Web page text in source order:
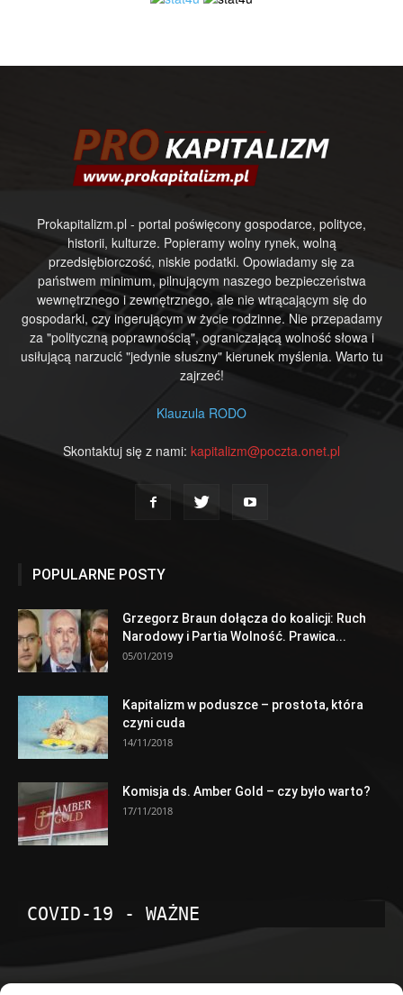
Prokapitalizm.pl - portal poświęcony gospodarce, polityce,
historii, kulturze. Popieramy wolny rynek, wolną
przedsiębiorczość, niskie podatki. Opowiadamy się za
państwem minimum, pilnującym naszego bezpieczeństwa
wewnętrznego i zewnętrznego, ale nie wtrącającym się do
gospodarki, czy ingerującym w życie rodzinne. Nie przepadamy
za "polityczną poprawnością", ograniczającą wolność słowa i
usiłującą narzucić "jedynie słuszny" kierunek myślenia. Warto tu
zajrzeć!
Klauzula RODO
Skontaktuj się z nami: kapitalizm@poczta.onet.pl
POPULARNE POSTY
Grzegorz Braun dołącza do koalicji: Ruch
Narodowy i Partia Wolność. Prawica...
05/01/2019
Kapitalizm w poduszce – prostota, która
czyni cuda
14/11/2018
Komisja ds. Amber Gold – czy było warto?
17/11/2018
COVID-19 - WAŻNE